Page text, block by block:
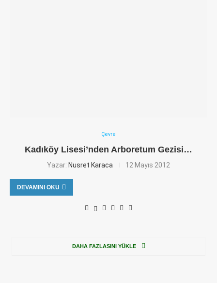
Çevre
Kadıköy Lisesi’nden Arboretum Gezisi…
Yazar: Nusret Karaca 12 Mayıs 2012
DEVAMINI OKU
DAHA FAZLASINI YÜKLE